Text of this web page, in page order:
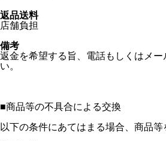
返品送料
店舗負担
備考
返金を希望する旨、電話もしくはメー
い。
■商品等の不具合による交換
以下の条件にあてはまる場合、商品等